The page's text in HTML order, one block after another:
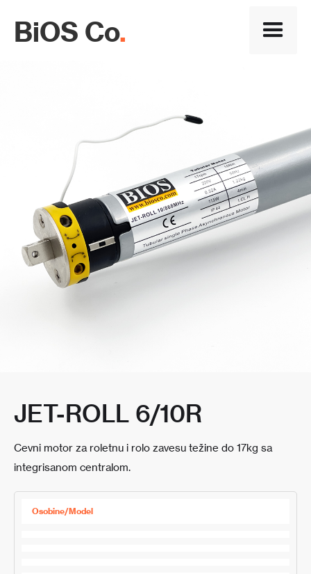
BiOS Co.
JET-ROLL 6/10R
Cevni motor za roletnu i rolo zavesu težine do 17kg sa
integrisanom centralom.
Osobine/Model